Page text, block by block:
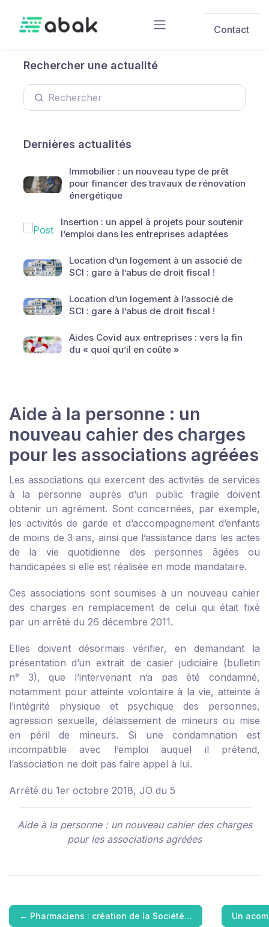
Contact
Rechercher une actualité
Dernières actualités
Immobilier : un nouveau type de prêt
pour financer des travaux de rénovation
énergétique
Insertion : un appel à projets pour soutenir
l’emploi dans les entreprises adaptées
Location d’un logement à un associé de
SCI : gare à l’abus de droit fiscal !
Location d’un logement à l’associé de
SCI : gare à l’abus de droit fiscal !
Aides Covid aux entreprises : vers la fin
du « quoi qu’il en coûte »
Aide à la personne : un
nouveau cahier des charges
pour les associations agréées
Les associations qui exercent des activités de services
à la personne auprès d’un public fragile doivent
obtenir un agrément. Sont concernées, par exemple,
les activités de garde et d’accompagnement d’enfants
de moins de 3 ans, ainsi que l’assistance dans les actes
de la vie quotidienne des personnes âgées ou
handicapées si elle est réalisée en mode mandataire.
Ces associations sont soumises à un nouveau cahier
des charges en remplacement de celui qui était fixé
par un arrêté du 26 décembre 2011.
Elles doivent désormais vérifier, en demandant la
présentation d’un extrait de casier judiciaire (bulletin
n° 3), que l’intervenant n’a pas été condamné,
notamment pour atteinte volontaire à la vie, atteinte à
l’intégrité physique et psychique des personnes,
agression sexuelle, délaissement de mineurs ou mise
en péril de mineurs. Si une condamnation est
incompatible avec l’emploi auquel il prétend,
l’association ne doit pas faire appel à lui.
Arrêté du 1er octobre 2018, JO du 5
Aide à la personne : un nouveau cahier des charges
pour les associations agréées
← Pharmaciens : création de la Société… Un